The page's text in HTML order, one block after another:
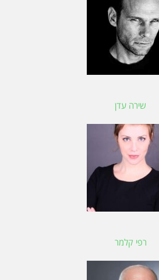
שירה עדן
רפי קלמר